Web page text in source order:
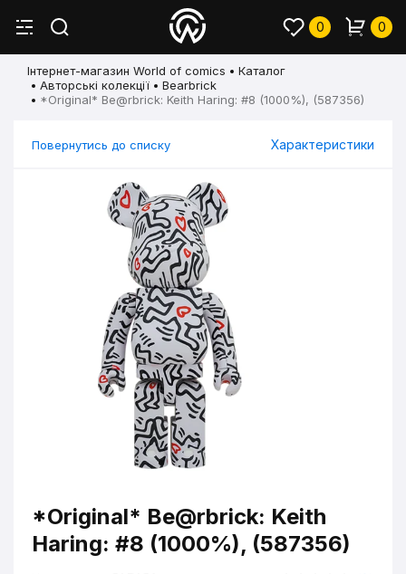
0 0
Інтернет-магазин World of comics
Каталог
Авторські колекції
Bearbrick
*Original* Be@rbrick: Keith Haring: #8 (1000%), (587356)
Повернутись до списку Характеристики
*Original* Be@rbrick: Keith
Haring: #8 (1000%), (587356)